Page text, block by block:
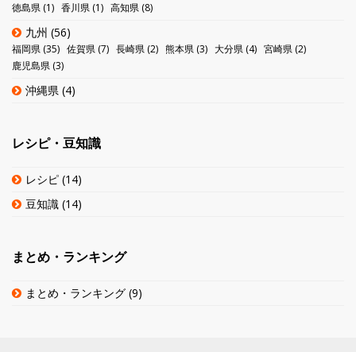
徳島県 (1) 香川県 (1) 高知県 (8)
九州 (56)
福岡県 (35) 佐賀県 (7) 長崎県 (2) 熊本県 (3) 大分県 (4) 宮崎県 (2)
鹿児島県 (3)
沖縄県 (4)
レシピ・豆知識
レシピ (14)
豆知識 (14)
まとめ・ランキング
まとめ・ランキング (9)